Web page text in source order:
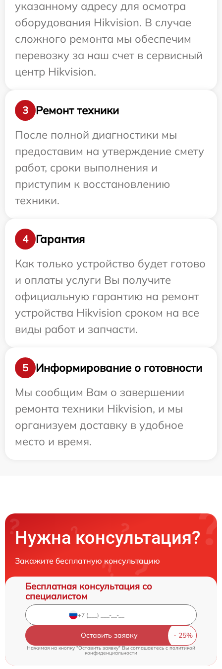
указанному адресу для осмотра
оборудования Hikvision. В случае
сложного ремонта мы обеспечим
перевозку за наш счет в сервисный
центр Hikvision.
3
Ремонт техники
После полной диагностики мы
предоставим на утверждение смету
работ, сроки выполнения и
приступим к восстановлению
техники.
4
Гарантия
Как только устройство будет готово
и оплаты услуги Вы получите
официальную гарантию на ремонт
устройства Hikvision сроком на все
виды работ и запчасти.
5
Информирование о готовности
Мы сообщим Вам о завершении
ремонта техники Hikvision, и мы
организуем доставку в удобное
место и время.
Нужна консультация?
Закажите бесплатную консультацию
Бесплатная консультация со
специалистом
Оставить заявку
Нажимая на кнопку "Оставить заявку" Вы соглашаетесь cполитикой
конфиденциальности